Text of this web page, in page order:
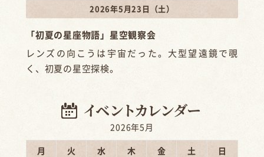
2026年5月23日（土）
「初夏の星座物語」星空観察会
レンズの向こうは宇宙だった。大型望遠鏡で覗
く、初夏の星空探検。
2026年5月
月
火 水 木 金 土
日